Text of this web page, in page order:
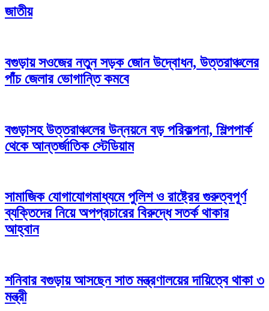
জাতীয়
বগুড়ায় সওজের নতুন সড়ক জোন উদ্বোধন, উত্তরাঞ্চলের
পাঁচ জেলার ভোগান্তি কমবে
বগুড়াসহ উত্তরাঞ্চলের উন্নয়নে বড় পরিকল্পনা, শিল্পপার্ক
থেকে আন্তর্জাতিক স্টেডিয়াম
সামাজিক যোগাযোগমাধ্যমে পুলিশ ও রাষ্ট্রের গুরুত্বপূর্ণ
ব্যক্তিদের নিয়ে অপপ্রচারের বিরুদ্ধে সতর্ক থাকার
আহ্বান
শনিবার বগুড়ায় আসছেন সাত মন্ত্রণালয়ের দায়িত্বে থাকা ৩
মন্ত্রী